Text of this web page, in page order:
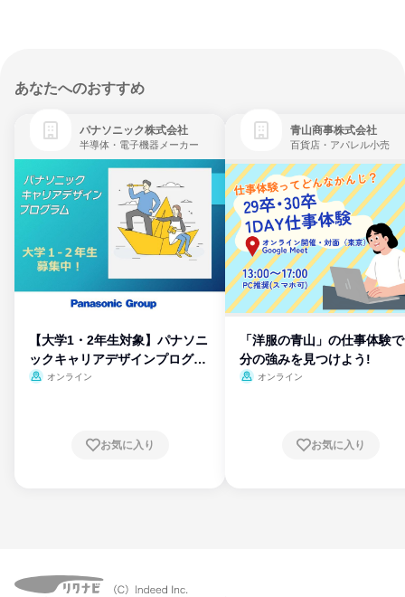
あなたへのおすすめ
パナソニック株式会社
半導体・電子機器メーカー
【大学1・2年生対象】パナソニ
ックキャリアデザインプログラ
ム
オンライン
お気に入り
青山商事株式会社
百貨店・アパレル小売
「洋服の青山」の仕事体験
分の強みを見つけよう!
オンライン
お気に入り